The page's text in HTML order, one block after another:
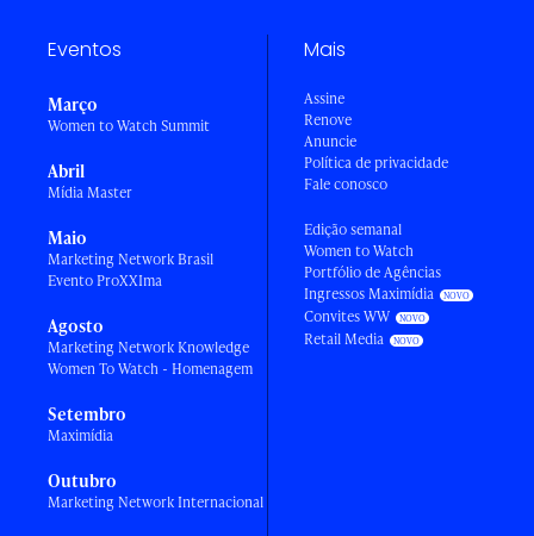
Eventos
Março
Women to Watch Summit
Abril
Mídia Master
Maio
Marketing Network Brasil
Evento ProXXIma
Agosto
Marketing Network Knowledge
Women To Watch - Homenagem
Setembro
Maximídia
Outubro
Marketing Network Internacional
Mais
Assine
Renove
Anuncie
Política de privacidade
Fale conosco
Edição semanal
Women to Watch
Portfólio de Agências
Ingressos Maximídia
Convites WW
Retail Media